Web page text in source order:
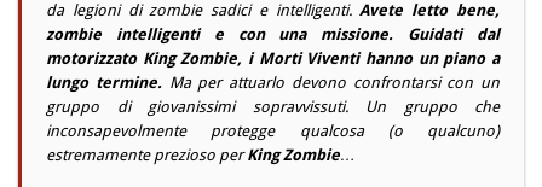
da legioni di zombie sadici e intelligenti.Avete letto bene,
zombie intelligenti e con una missione. Guidati dal
motorizzato King Zombie, i Morti Viventi hanno un piano a
lungo termine.Ma per attuarlo devono confrontarsi con un
gruppo di giovanissimi sopravvissuti. Un gruppo che
inconsapevolmente protegge qualcosa (o qualcuno)
estremamente prezioso perKing Zombie…